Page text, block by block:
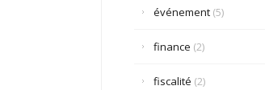
événement(5)
finance (2)
fiscalité (2)